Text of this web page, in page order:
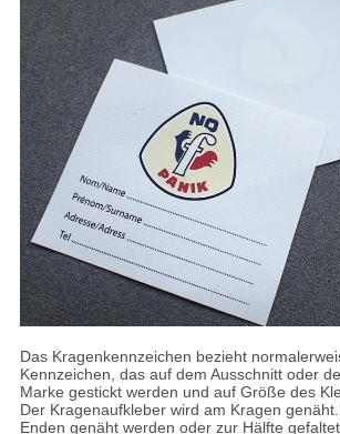
Das Kragenkennzeichen bezieht
Kennzeichen, das auf dem Ausschnitt oder
Marke gestickt werden und auf Größe des
Der Kragenaufkleber wird am Kragen
Enden genäht werden oder zur Hälfte